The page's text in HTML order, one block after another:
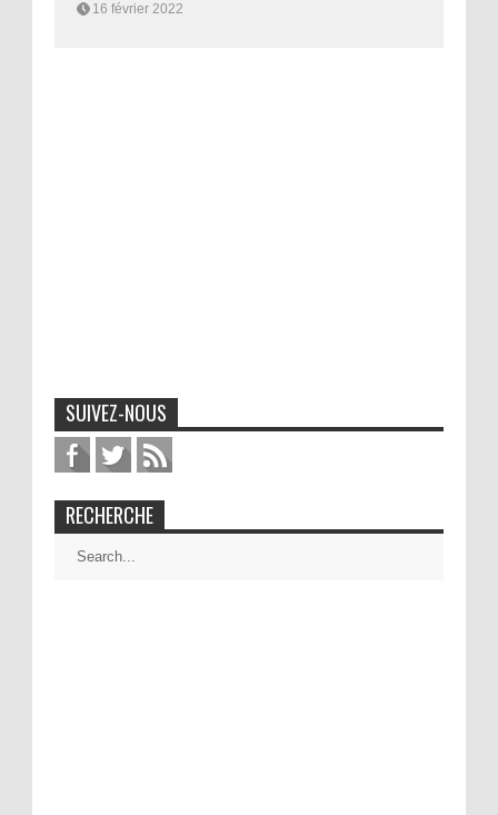
16 février 2022
SUIVEZ-NOUS
RECHERCHE